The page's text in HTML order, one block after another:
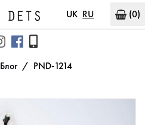
UK RU (0)
Блог PND-1214